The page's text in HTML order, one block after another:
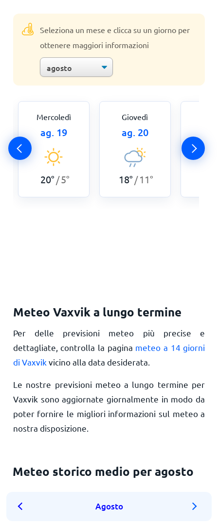
Seleziona un mese e clicca su un giorno per
ottenere maggiori informazioni
Mercoledì
ag. 19
20° /5°
Giovedì
ag. 20
18° /11°
Meteo Vaxvik a lungo termine
Per delle previsioni meteo più precise e
dettagliate, controlla la pagina meteo a 14 giorni
di Vaxvik vicino alla data desiderata.
Le nostre previsioni meteo a lungo termine per
Vaxvik sono aggiornate giornalmente in modo da
poter fornire le migliori informazioni sul meteo a
nostra disposizione.
Meteo storico medio per agosto
Agosto